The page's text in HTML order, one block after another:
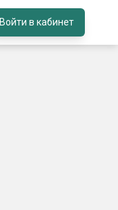
Войти в кабинет